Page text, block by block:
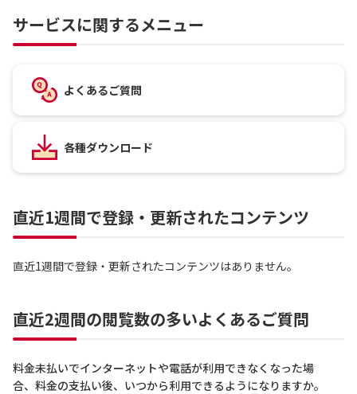
サービスに関するメニュー
よくあるご質問
各種ダウンロード
直近1週間で登録・更新されたコンテンツ
直近1週間で登録・更新されたコンテンツはありません。
直近2週間の閲覧数の多いよくあるご質問
料金未払いでインターネットや電話が利用できなくなった場
合、料金の支払い後、いつから利用できるようになりますか。